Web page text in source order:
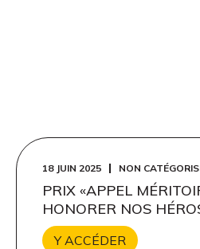
18 JUIN 2025 NON
PRIX «APPEL
HONORER NOS
Y ACCÉDER